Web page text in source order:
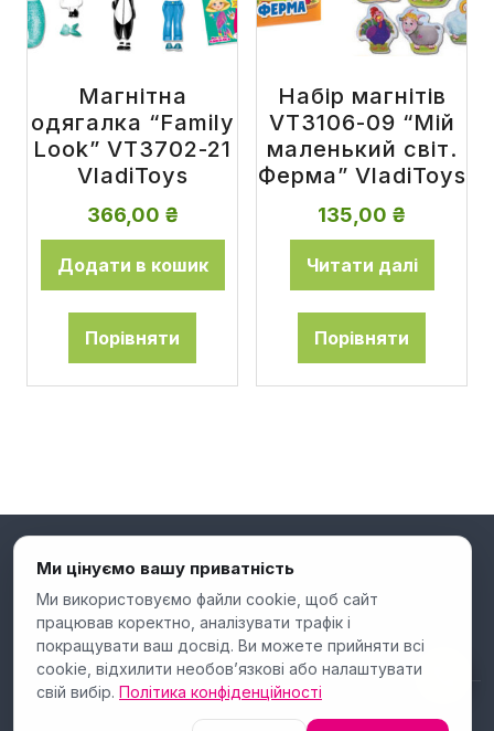
Магнітна
одягалка “Family
Look” VT3702-21
VladiToys
366,00 ₴
Додати в кошик
Порівняти
Набір магнітів
VT3106-09 “Мій
маленький світ.
Ферма” VladiToys
135,00 ₴
Читати далі
Порівняти
Ми цінуємо вашу приватність
Ми використовуємо файли cookie, щоб сайт
працював коректно, аналізувати трафік і
покращувати ваш досвід. Ви можете прийняти всі
cookie, відхилити необов’язкові або налаштувати
свій вибір. Політика конфіденційності